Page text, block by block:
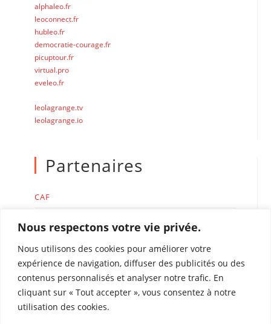
Nous respectons votre vie privée.
Nous utilisons des cookies pour améliorer votre
expérience de navigation, diffuser des publicités ou des
contenus personnalisés et analyser notre trafic. En
cliquant sur « Tout accepter », vous consentez à notre
utilisation des cookies.
alphaleo.fr
leoconnect.fr
hubleo.fr
democratie-courage.fr
picuptour.fr
virtual.pro
eveleo.fr
leolagrange.tv
leolagrange.io
Partenaires
CAF
Accueil de loisirs Léo Lagrange de Perpignan
Rue René Duguay Trouin 66000 Perpignan